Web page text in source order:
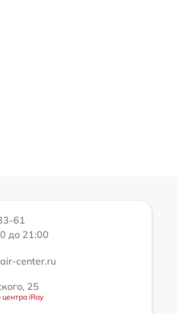
61
до 21:00
center.ru
25
центра iRay